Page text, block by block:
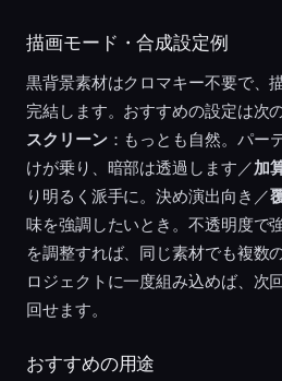
描画モード・合成設定例
黒背景素材はクロマキー不要で、
完結します。おすすめの設定は次
スクリーン：もっとも自然。パー
けが乗り、暗部は透過します／加
り明るく派手に。決め演出向き／
味を強調したいとき。不透明度で
を調整すれば、同じ素材でも複数
ロジェクトに一度組み込めば、次
回せます。
おすすめの用途